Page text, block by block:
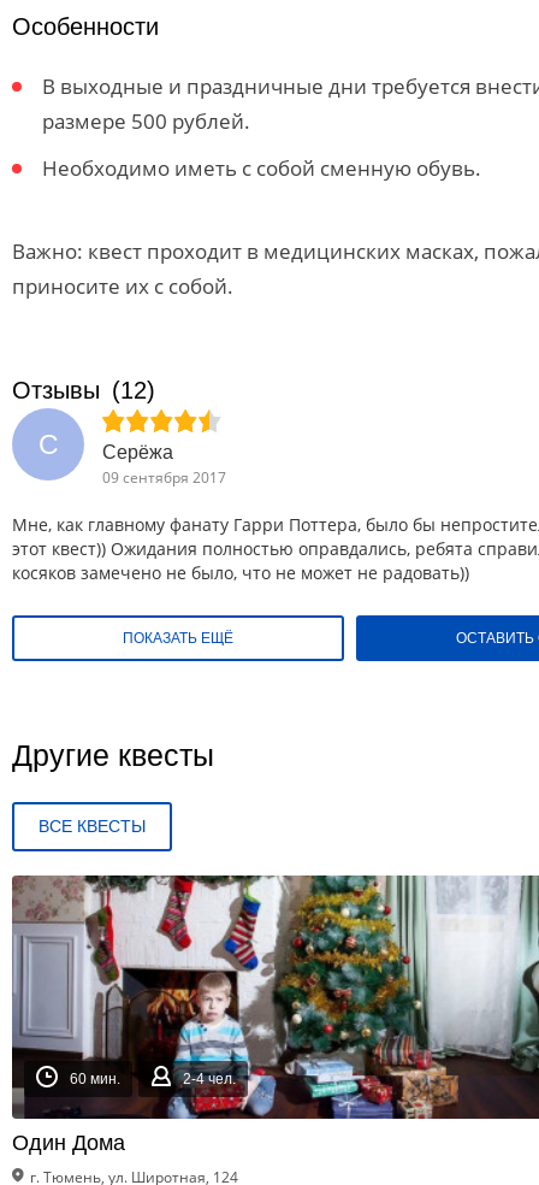
Особенности
В выходные и праздничные дни требуется
размере 500 рублей.
Необходимо иметь с собой сменную обувь.
Важно: квест проходит в медицинских масках,
приносите их с собой.
Отзывы (12)
С
Серёжа
09 сентября 2017
Мне, как главному фанату Гарри Поттера, было бы
этот квест)) Ожидания полностью оправдались, ребята
косяков замечено не было, что не может не радовать))
ПОКАЗАТЬ ЕЩЁ ОСТАВИТЬ
Другие квесты
ВСЕ КВЕСТЫ
60 мин. 2-4 чел.
Один Дома
г. Тюмень, ул. Широтная, 124